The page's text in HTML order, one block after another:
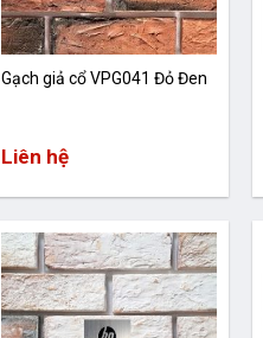
Gạch giả cổ VPG041 Đỏ Đen
Liên hệ